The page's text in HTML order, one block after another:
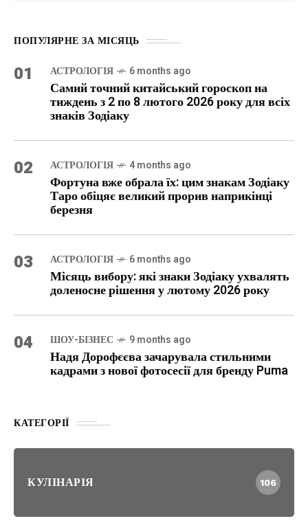
ПОПУЛЯРНЕ ЗА МІСЯЦЬ
01 АСТРОЛОГІЯ 6 months ago
Самий точний китайський гороскоп на
тиждень з 2 по 8 лютого 2026 року для всіх
знаків Зодіаку
02 АСТРОЛОГІЯ 4 months ago
Фортуна вже обрала їх: цим знакам Зодіаку
Таро обіцяє великий прорив наприкінці
березня
03 АСТРОЛОГІЯ 6 months ago
Місяць вибору: які знаки Зодіаку ухвалять
доленосне рішення у лютому 2026 року
04 ШОУ-БІЗНЕС 9 months ago
Надя Дорофєєва зачарувала стильними
кадрами з нової фотосесії для бренду Puma
КАТЕГОРІЇ
КУЛІНАРІЯ 106